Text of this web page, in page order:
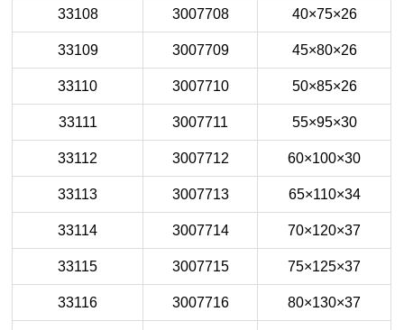
33108 3007708 40×75×26
33109 3007709 45×80×26
33110 3007710 50×85×26
33111 3007711 55×95×30
33112 3007712 60×100×30
33113 3007713 65×110×34
33114 3007714 70×120×37
33115 3007715 75×125×37
33116 3007716 80×130×37